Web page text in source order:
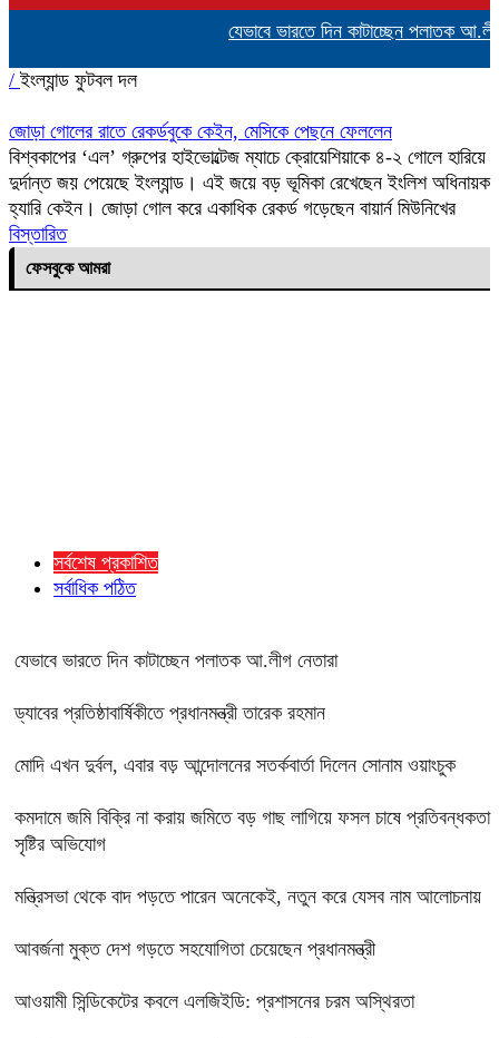
যেভাবে ভারতে দিন কাটাচ্ছেন পলাতক আ.লীগ
/ইংল্যান্ড ফুটবল দল
জোড়া গোলের রাতে রেকর্ডবুকে কেইন, মেসিকে পেছনে ফেললেন
বিশ্বকাপের ‘এল’ গ্রুপের হাইভোল্টেজ ম্যাচে ক্রোয়েশিয়াকে ৪-২ গোলে হারিয়ে
দুর্দান্ত জয় পেয়েছে ইংল্যান্ড। এই জয়ে বড় ভূমিকা রেখেছেন ইংলিশ অধিনায়ক
হ্যারি কেইন। জোড়া গোল করে একাধিক রেকর্ড গড়েছেন বায়ার্ন মিউনিখের
বিস্তারিত
ফেসবুকে আমরা
সর্বশেষ প্রকাশিত
সর্বাধিক পঠিত
যেভাবে ভারতে দিন কাটাচ্ছেন পলাতক আ.লীগ নেতারা
ড্যাবের প্রতিষ্ঠাবার্ষিকীতে প্রধানমন্ত্রী তারেক রহমান
মোদি এখন দুর্বল, এবার বড় আন্দোলনের সতর্কবার্তা দিলেন সোনাম ওয়াংচুক
কমদামে জমি বিক্রি না করায় জমিতে বড় গাছ লাগিয়ে ফসল চাষে প্রতিবন্ধকতা
সৃষ্টির অভিযোগ
মন্ত্রিসভা থেকে বাদ পড়তে পারেন অনেকেই, নতুন করে যেসব নাম আলোচনায়
আবর্জনা মুক্ত দেশ গড়তে সহযোগিতা চেয়েছেন প্রধানমন্ত্রী
‎আওয়ামী সিন্ডিকেটের কবলে এলজিইডি: প্রশাসনের চরম অস্থিরতা